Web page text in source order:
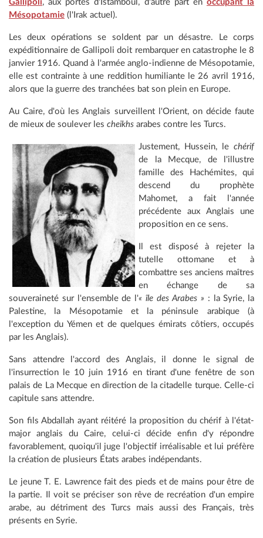
Gallipoli, aux portes d'Istamboul, d'autre part en occupant la
Mésopotamie (l'Irak actuel).
Les deux opérations se soldent par un désastre. Le corps
expéditionnaire de Gallipoli doit rembarquer en catastrophe le 8
janvier 1916. Quand à l'armée anglo-indienne de Mésopotamie,
elle est contrainte à une reddition humiliante le 26 avril 1916,
alors que la guerre des tranchées bat son plein en Europe.
Au Caire, d'où les Anglais surveillent l'Orient, on décide faute
de mieux de soulever les cheikhs arabes contre les Turcs.
Justement, Hussein, le chérif
de la Mecque, de l'illustre
famille des Hachémites, qui
descend du prophète
Mahomet, a fait l'année
précédente aux Anglais une
proposition en ce sens.
Il est disposé à rejeter la
tutelle ottomane et à
combattre ses anciens maîtres
en échange de sa
souveraineté sur l'ensemble de l'« île des Arabes » : la Syrie, la
Palestine, la Mésopotamie et la péninsule arabique (à
l'exception du Yémen et de quelques émirats côtiers, occupés
par les Anglais).
Sans attendre l'accord des Anglais, il donne le signal de
l'insurrection le 10 juin 1916 en tirant d'une fenêtre de son
palais de La Mecque en direction de la citadelle turque. Celle-ci
capitule sans attendre.
Son fils Abdallah ayant réitéré la proposition du chérif à l'état-
major anglais du Caire, celui-ci décide enfin d'y répondre
favorablement, quoiqu'il juge l'objectif irréalisable et lui préfère
la création de plusieurs États arabes indépendants.
Le jeune T. E. Lawrence fait des pieds et de mains pour être de
la partie. Il voit se préciser son rêve de recréation d'un empire
arabe, au détriment des Turcs mais aussi des Français, très
présents en Syrie.